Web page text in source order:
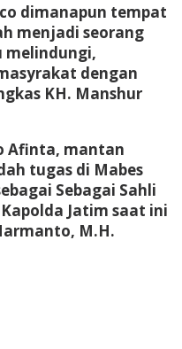
dimanapun tempat
menjadi seorang
melindungi,
dengan
KH. Manshur
Afinta, mantan
tugas di Mabes
Sebagai Sahli
Jatim saat ini
M.H.